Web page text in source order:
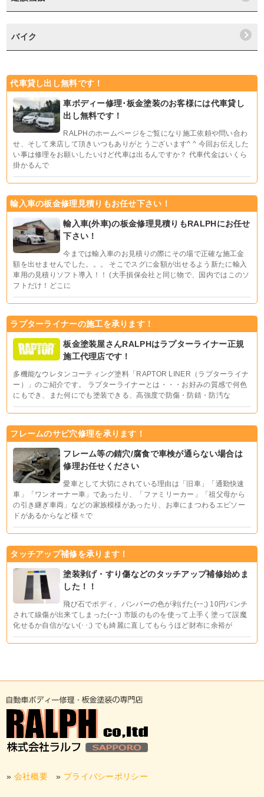
バイク
代車貸し出し無料です！
車ボディー修理･板金塗装のお客様には代車貸し
出し無料です！
RALPHのホームページをご覧になり施工依頼や問い合わ
せ、そして来店して頂きいつもありがとうございます^ ^ 今回お伝えした
い事は修理をお願いしたいけど代車は出るんですか？ 代車代金はいくら
掛かるんで
輸入車の板金修理見積りもお任せ下さい！
輸入車(外車)の板金修理見積りもRALPHにお任せ
下さい！
今までは輸入車のお見積りの際にその場で正確な施工金
額を出せませんでした。。。 そこでスグに金額が出せるよう新たに輸入
車用の見積りソフト導入！！ (大手損保会社と同じ物で、国内ではこのソ
フトだけ！どこに
ラプターライナーの施工を承ります！
板金塗装屋さんRALPHはラプターライナー正規
施工代理店です！
多機能なウレタンコーティング塗料「RAPTOR LINER（ラプターライナ
ー）」のご紹介です。 ラプターライナーとは・・・お好みの質感で何色
にもでき、また何にでも塗装できる、高強度で防傷・防錆・防汚な
フレームのサビ穴修理を承ります！
フレーム等の錆穴/腐食で車検が通らない場合は
修理お任せください
愛車として大切にされている理由は「旧車」「通勤快速
車」「ワンオーナー車」であったり、「ファミリーカー」「祖父母から
の引き継ぎ車両」などの家族模様があったり、お車にまつわるエピソー
ドがあるからなど様々で
タッチアップ補修を承ります！
塗装剥げ・すり傷などのタッチアップ補修始めま
した！！
飛び石でボディ、バンパーの色が剥げた(ｰｰ;) 10円パンチ
されて線傷が出来てしまった(ｰｰ;) 市販のものを使って上手く塗って誤魔
化せるか自信がない(･･;) でも綺麗に直してもらうほど財布に余裕が
» 会社概要 » プライバシーポリシー